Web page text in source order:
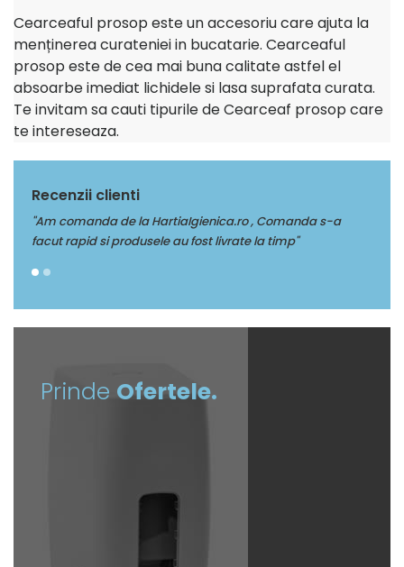
Cearceaful prosop este un accesoriu care ajuta la
menținerea curateniei in bucatarie. Cearceaful
prosop este de cea mai buna calitate astfel el
absoarbe imediat lichidele si lasa suprafata curata.
Te invitam sa cauti tipurile de Cearceaf prosop care
te intereseaza.
Recenzii clienti
, Comanda s-a
la timp"
"Multumim Echipei Soft sense pentru
Prinde Ofertele.